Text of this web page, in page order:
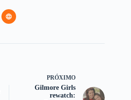
PRÓXIMO
Gilmore Girls
rewatch: